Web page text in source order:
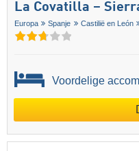
La Covatilla –
Europa Spanje Castilië en León
Voordelige